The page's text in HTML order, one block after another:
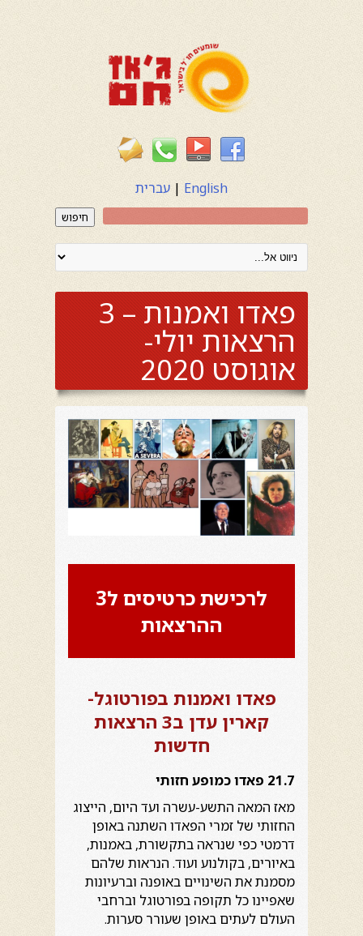
English
| עברית
חיפוש
פאדו ואמנות – 3
הרצאות יולי-
אוגוסט 2020
לרכישת כרטיסים ל3
ההרצאות
פאדו ואמנות בפורטוגל-
קארין עדן ב3 הרצאות
חדשות
21.7 פאדו כמופע חזותי
מאז המאה התשע-עשרה ועד היום, הייצוג
החזותי של זמרי הפאדו השתנה באופן
דרמטי כפי שנראה בתקשורת, באמנות,
באיורים, בקולנוע ועוד. הנראות שלהם
מסמנת את השינויים באופנה וברעיונות
שאפיינו כל תקופה בפורטוגל וברחבי
העולם לעתים באופן שעורר סערות.